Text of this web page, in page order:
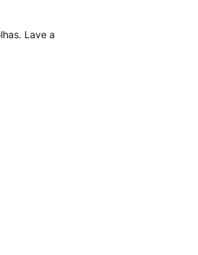
Lave a